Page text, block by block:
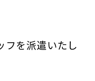
フを派遣いたし